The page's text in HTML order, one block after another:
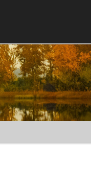
Skip to content